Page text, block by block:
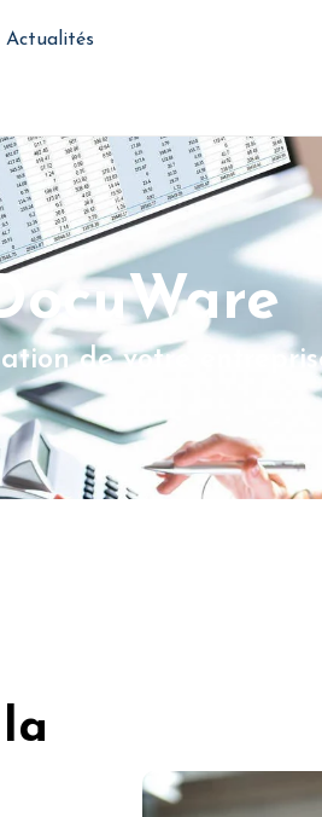
Actualités
de votre